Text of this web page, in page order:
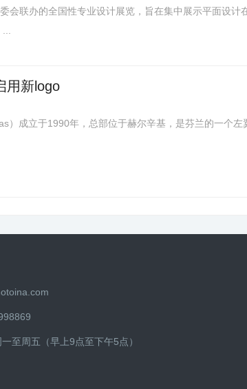
会联办的全国性专业设计展览，旨在集中展示平面设计
用新logo
）成立于1990年，总部位于赫尔辛基，是芬兰的一个左
至周五（早上9点至下午5点）